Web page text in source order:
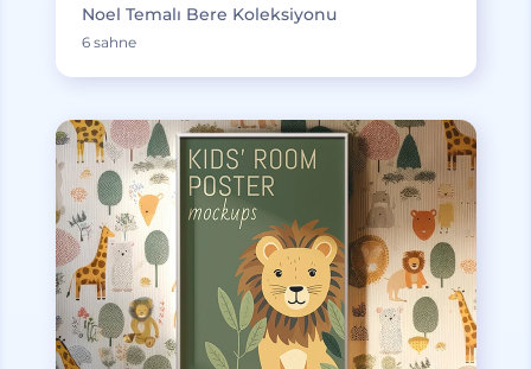
Noel Temalı Bere Koleksiyonu
6 sahne